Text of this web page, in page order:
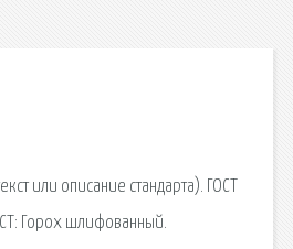
или описание стандарта). ГОСТ
Горох шлифованный.